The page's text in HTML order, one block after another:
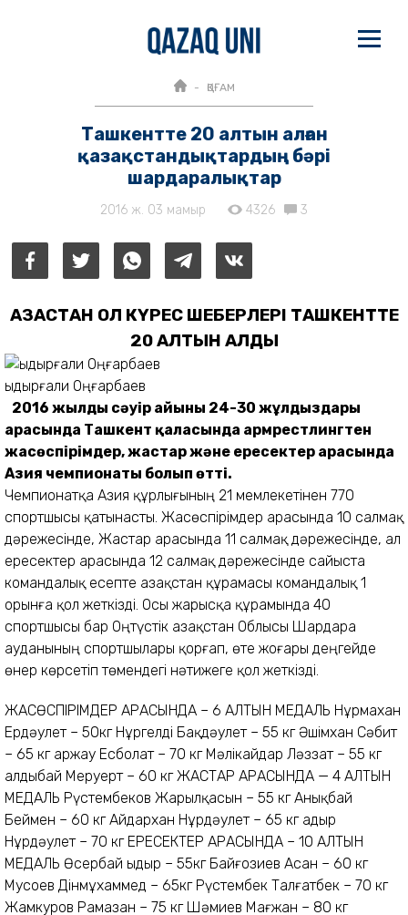
ҚОҒАМ
Ташкентте 20 алтын алған
қазақстандықтардың бәрі
шардаралықтар
2016 ж. 03 мамыр 4326 3
ҚАЗАҚСТАН ҚОЛ КҮРЕС ШЕБЕРЛЕРІ ТАШКЕНТТЕ
20 АЛТЫН АЛДЫ
Қыдырғали Оңғарбаев
2016 жылдың сәуір айының 24-30 жұлдыздары
арасында Ташкент қаласында армрестлингтен
жасөспірімдер, жастар және ересектер арасында
Азия чемпионаты болып өтті.
Чемпионатқа Азия құрлығының 21 мемлекетінен 770
спортшысы қатынасты. Жасөспірімдер арасында 10 салмақ
дәрежесінде, Жастар арасында 11 салмақ дәрежесінде, ал
ересектер арасында 12 салмақ дәрежесінде сайыста
командалық есепте Қазақстан құрамасы командалық 1
орынға қол жеткізді. Осы жарысқа құрамында 40
спортшысы бар Оңтүстік Қазақстан Облысы Шардара
ауданының спортшылары қорғап, өте жоғары деңгейде
өнер көрсетіп төмендегі нәтижеге қол жеткізді.
ЖАСӨСПІРІМДЕР АРАСЫНДА – 6 АЛТЫН МЕДАЛЬ Нұрмахан
Ердәулет – 50кг Нұргелді Бақдәулет – 55 кг Әшімхан Сәбит
– 65 кг Қаржау Есболат – 70 кг Мәлікайдар Ләззат – 55 кг
Қалдыбай Меруерт – 60 кг ЖАСТАР АРАСЫНДА — 4 АЛТЫН
МЕДАЛЬ Рүстембеков Жарылқасын – 55 кг Анықбай
Беймен – 60 кг Айдархан Нұрдәулет – 65 кг Қадыр
Нұрдәулет – 70 кг ЕРЕСЕКТЕР АРАСЫНДА – 10 АЛТЫН
МЕДАЛЬ Өсербай Қыдыр – 55кг Байғозиев Асан – 60 кг
Мусоев Дінмұхаммед – 65кг Рүстембек Талғатбек – 70 кг
Жамкуров Рамазан – 75 кг Шәмиев Мағжан – 80 кг